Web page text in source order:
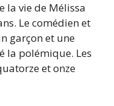
la vie de Mélissa
Le comédien et
garçon et une
la polémique. Les
et onze